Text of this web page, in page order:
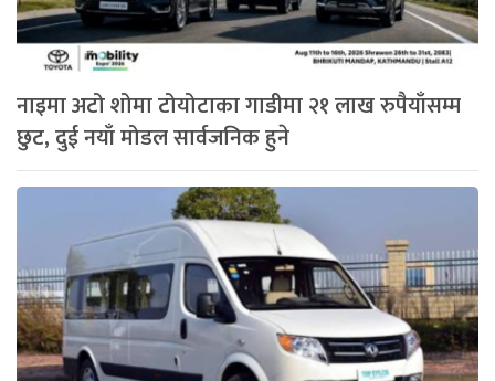
नाइमा अटो शोमा टोयोटाका गाडीमा २१ लाख रुपैयाँसम्म
छुट, दुई नयाँ मोडल सार्वजनिक हुने